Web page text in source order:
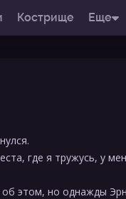
Кострище Еще
где я тружусь, у
этом, но однажды